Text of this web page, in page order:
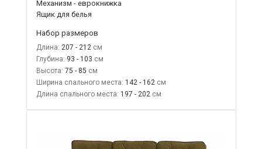
Механизм - еврокнижка
Ящик для белья
Набор размеров
Длина: 207 - 212
Глубина: 93 - 103
Высота: 75 - 85
Ширина спального места: 142 - 162
Длина спального места: 197 - 202